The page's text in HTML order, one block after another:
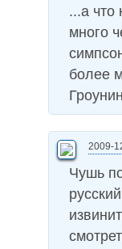
...а что
много
более
2009-
Чушь